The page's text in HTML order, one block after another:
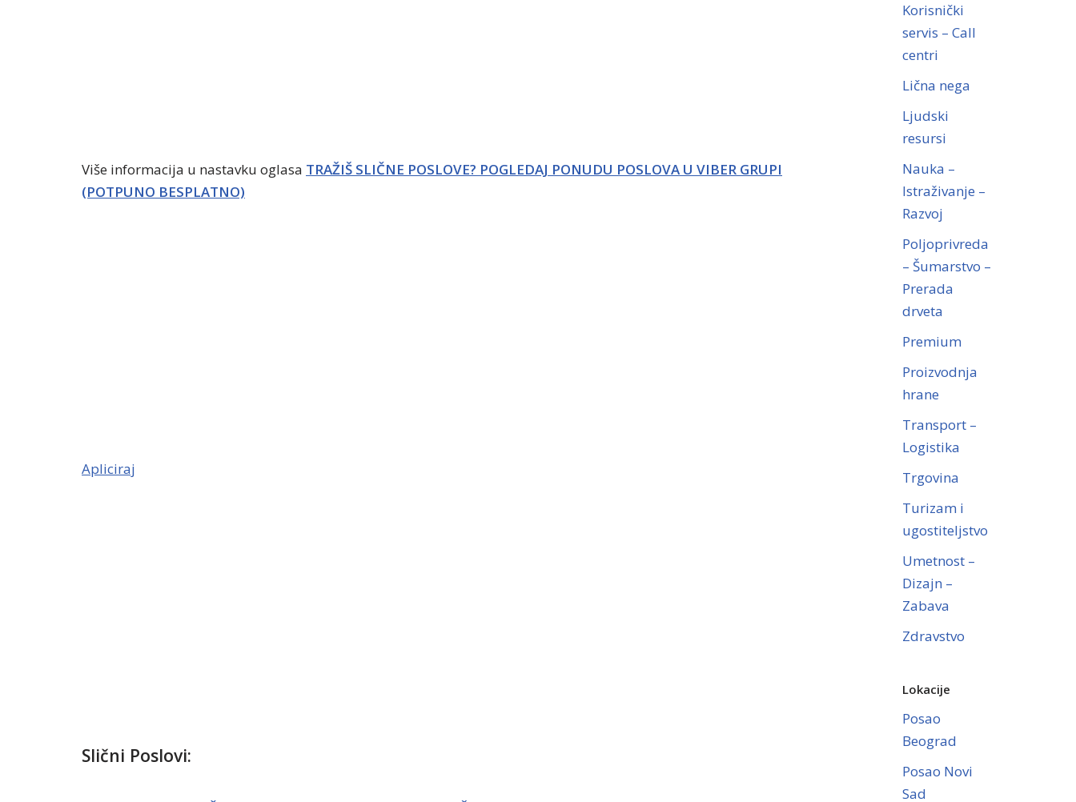
Više informacija u nastavku oglasa TRAŽIŠ SLIČNE POSLOVE? POGLEDAJ PONUDU POSLOVA U VIBER GRUPI
(POTPUNO BESPLATNO)
Apliciraj
Slični Poslovi:
Korisnički
servis – Call
centri
Lična nega
Ljudski
resursi
Nauka –
Istraživanje –
Razvoj
Poljoprivreda
– Šumarstvo –
Prerada
drveta
Premium
Proizvodnja
hrane
Transport –
Logistika
Trgovina
Turizam i
ugostiteljstvo
Umetnost –
Dizajn –
Zabava
Zdravstvo
Lokacije
Posao
Beograd
Posao Novi
Sad